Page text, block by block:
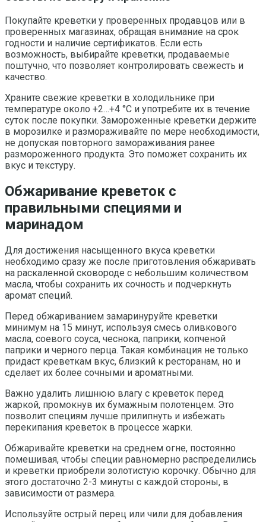
Покупайте креветки у проверенных продавцов или в
проверенных магазинах, обращая внимание на срок
годности и наличие сертификатов. Если есть
возможность, выбирайте креветки, продаваемые
поштучно, что позволяет контролировать свежесть и
качество.
Храните свежие креветки в холодильнике при
температуре около +2…+4 °C и употребите их в течение
суток после покупки. Замороженные креветки держите
в морозилке и размораживайте по мере необходимости,
не допуская повторного замораживания ранее
размороженного продукта. Это поможет сохранить их
вкус и текстуру.
Обжаривание креветок с
правильными специями и
маринадом
Для достижения насыщенного вкуса креветки
необходимо сразу же после приготовления обжаривать
на раскаленной сковороде с небольшим количеством
масла, чтобы сохранить их сочность и подчеркнуть
аромат специй.
Перед обжариванием замаринуруйте креветки
минимум на 15 минут, используя смесь оливкового
масла, соевого соуса, чеснока, паприки, копченой
паприки и черного перца. Такая комбинация не только
придаст креветкам вкус, близкий к ресторанам, но и
сделает их более сочными и ароматными.
Важно удалить лишнюю влагу с креветок перед
жаркой, промокнув их бумажным полотенцем. Это
позволит специям лучше прилипнуть и избежать
перекипания креветок в процессе жарки.
Обжаривайте креветки на среднем огне, постоянно
помешивая, чтобы специи равномерно распределились
и креветки приобрели золотистую корочку. Обычно для
этого достаточно 2-3 минуты с каждой стороны, в
зависимости от размера.
Используйте острый перец или чили для добавления